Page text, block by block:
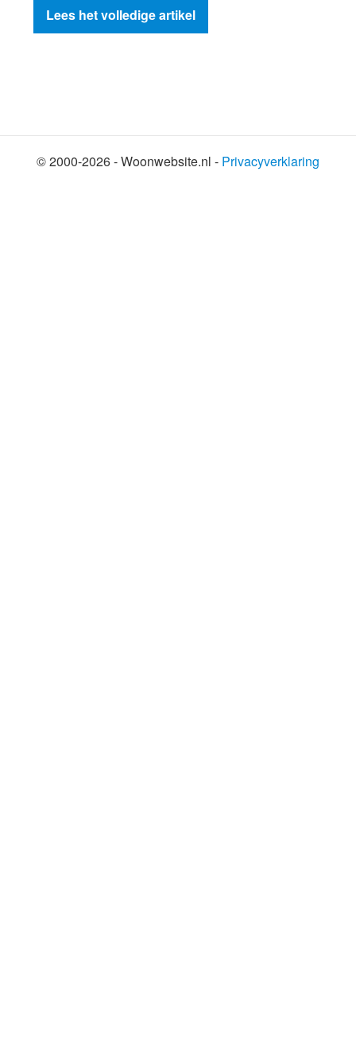
Lees het volledige artikel
© 2000-2026 - Woonwebsite.nl - Privacyverklaring